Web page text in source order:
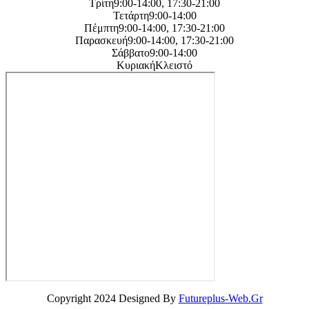
Τρίτη9:00-14:00, 17:30-21:00
Τετάρτη9:00-14:00
Πέμπτη9:00-14:00, 17:30-21:00
Παρασκευή9:00-14:00, 17:30-21:00
Σάββατο9:00-14:00
ΚυριακήΚλειστό
Copyright 2024 Designed By Futureplus-Web.Gr